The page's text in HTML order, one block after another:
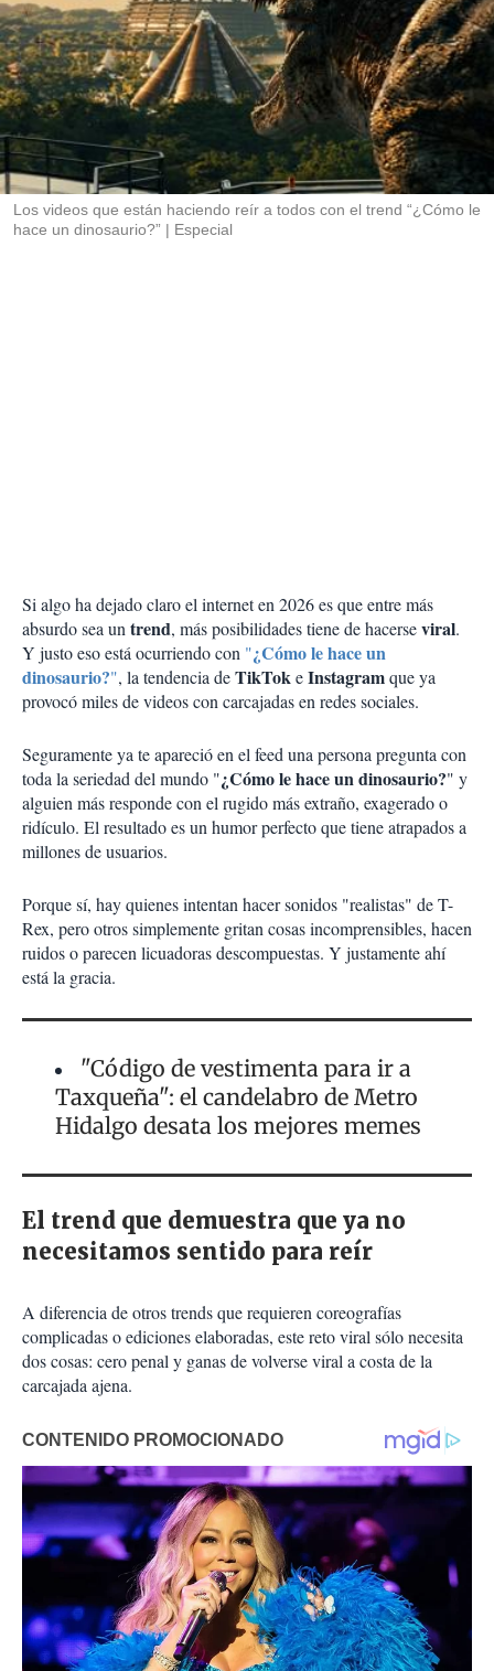
c
o
m
p
a
t
r
Los videos que están haciendo reír a todos con el trend “¿Cómo le
hace un dinosaurio?”
Especial
Si algo ha dejado claro el internet en 2026 es que entre más
absurdo sea untrend, más posibilidades tiene de hacerseviral.
Y justo eso está ocurriendo con "¿Cómo le hace un
dinosaurio?", la tendencia deTikTokeInstagramque ya
provocó miles de videos con carcajadas en redes sociales.
Seguramente ya te apareció en el feed una persona pregunta con
toda la seriedad del mundo "¿Cómo le hace un dinosaurio?" y
alguien más responde con el rugido más extraño, exagerado o
ridículo. El resultado es un humor perfecto que tiene atrapados a
millones de usuarios.
Porque sí, hay quienes intentan hacer sonidos "realistas" de T-
Rex, pero otros simplemente gritan cosas incomprensibles, hacen
ruidos o parecen licuadoras descompuestas. Y justamente ahí
está la gracia.
"Código de vestimenta para ir a
Taxqueña": el candelabro de Metro
Hidalgo desata los mejores memes
El trend que demuestra que ya no
necesitamos sentido para reír
A diferencia de otros trends que requieren coreografías
complicadas o ediciones elaboradas, este reto viral sólo necesita
dos cosas: cero penal y ganas de volverse viral a costa de la
carcajada ajena.